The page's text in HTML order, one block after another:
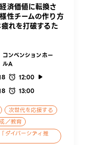
済価値に転換さ
性チームの作り方
れを打破するた
コンベンションホー
ルA
12:00
13:00
次世代を応援する
／教育
ダイバーシティ推